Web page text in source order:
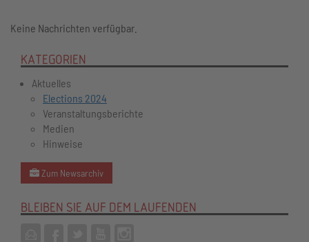
Keine Nachrichten verfügbar.
KATEGORIEN
Aktuelles
Elections 2024
Veranstaltungsberichte
Medien
Hinweise
Zum Newsarchiv
BLEIBEN SIE AUF DEM LAUFENDEN